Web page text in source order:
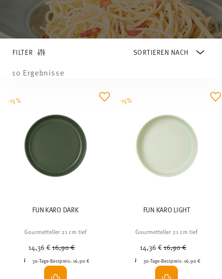
FILTER
10 Ergebnisse
FUN KARO DARK
Gourmetteller 21 cm tief
14,36 € Price reduced from
16,90 €
30-Tage-Bestpreis: 16,90 €
-15%
FUN KARO LIGHT
Gourmetteller 21 cm tief
14,36 € Price reduced from
16,90 €to
30-Tage-Bestpreis:16,90 €
-15%